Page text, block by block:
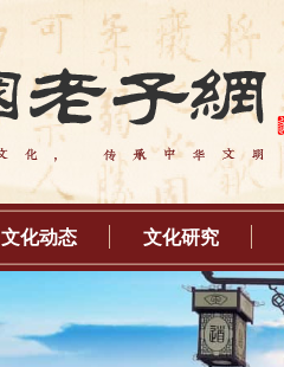
文化动态 文化研究